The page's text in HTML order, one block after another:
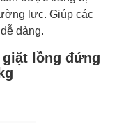
lực. Giúp các
dàng.
lồng đứng